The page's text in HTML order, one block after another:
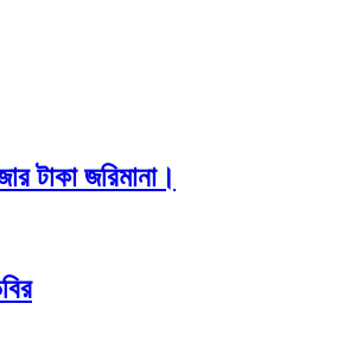
টাকা জরিমানা।